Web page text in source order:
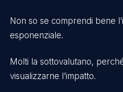
Non so se comprendi bene
esponenziale.
Molti la sottovalutano,
visualizzarne l’impatto.